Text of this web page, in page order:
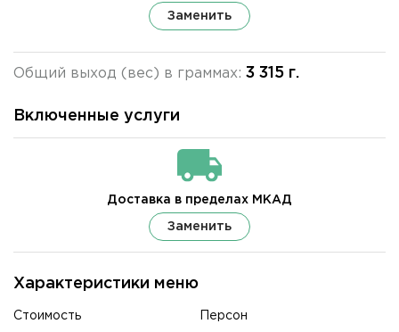
Характеристики меню
Стоимость Персон
Заменить
Общий выход (вес) в граммах: 3 315 г.
Включенные услуги
Доставка в пределах МКАД
Заменить